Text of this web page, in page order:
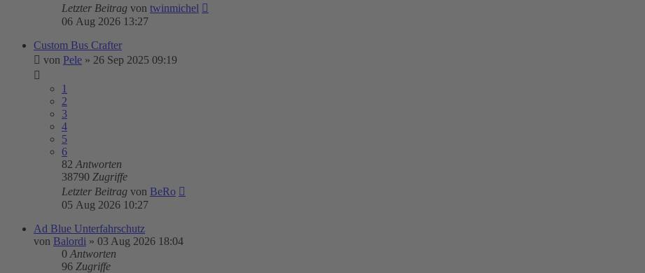
Letzter Beitrag von twinmichel
06 Aug 2026 13:27
Custom Bus Crafter
von Pele » 26 Sep 2025 09:19
1
2
3
4
5
6
82 Antworten
38790 Zugriffe
Letzter Beitrag von BeRo
05 Aug 2026 10:27
Ad Blue Unterfahrschutz
von Balordi » 03 Aug 2026 18:04
0 Antworten
96 Zugriffe